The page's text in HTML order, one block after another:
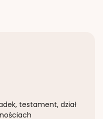
testament, dział